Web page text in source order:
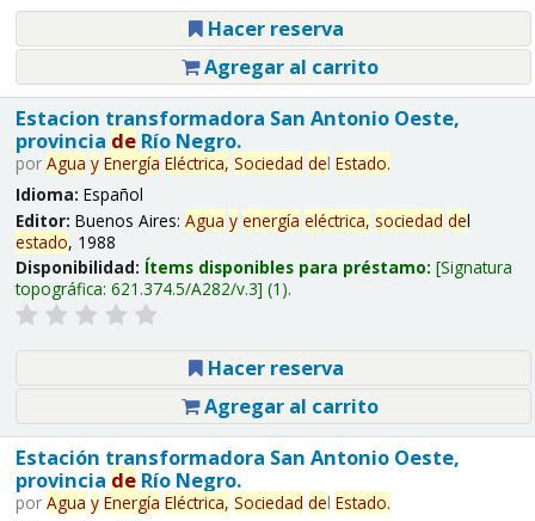
Hacer reserva
Agregar al carrito
Estacion transformadora San Antonio Oeste,
provincia deRío Negro.
por Agua y Energía Eléctrica, Sociedad del Estado.
Idioma: Español
Editor: Buenos Aires: Agua y energía eléctrica, sociedad del
estado, 1988
Disponibilidad: Ítems disponibles para préstamo: Signatura
topográfica: 621.374.5/A282/v.3 (1).
Hacer reserva
Agregar al carrito
Estación transformadora San Antonio Oeste,
provincia deRío Negro.
por Agua y Energía Eléctrica, Sociedad del Estado.